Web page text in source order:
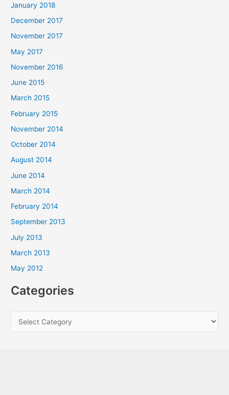
January 2018
December 2017
November 2017
May 2017
November 2016
June 2015
March 2015
February 2015
November 2014
October 2014
August 2014
June 2014
March 2014
February 2014
September 2013
July 2013
March 2013
May 2012
Categories